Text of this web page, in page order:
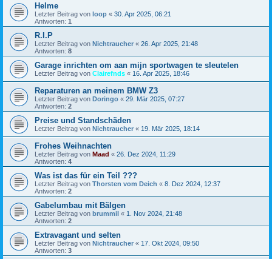
Helme
Letzter Beitrag von loop « 30. Apr 2025, 06:21
Antworten: 1
R.I.P
Letzter Beitrag von Nichtraucher « 26. Apr 2025, 21:48
Antworten: 8
Garage inrichten om aan mijn sportwagen te sleutelen
Letzter Beitrag von Clairefnds « 16. Apr 2025, 18:46
Reparaturen an meinem BMW Z3
Letzter Beitrag von Doringo « 29. Mär 2025, 07:27
Antworten: 2
Preise und Standschäden
Letzter Beitrag von Nichtraucher « 19. Mär 2025, 18:14
Frohes Weihnachten
Letzter Beitrag von Maad « 26. Dez 2024, 11:29
Antworten: 4
Was ist das für ein Teil ???
Letzter Beitrag von Thorsten vom Deich « 8. Dez 2024, 12:37
Antworten: 2
Gabelumbau mit Bälgen
Letzter Beitrag von brummil « 1. Nov 2024, 21:48
Antworten: 2
Extravagant und selten
Letzter Beitrag von Nichtraucher « 17. Okt 2024, 09:50
Antworten: 3